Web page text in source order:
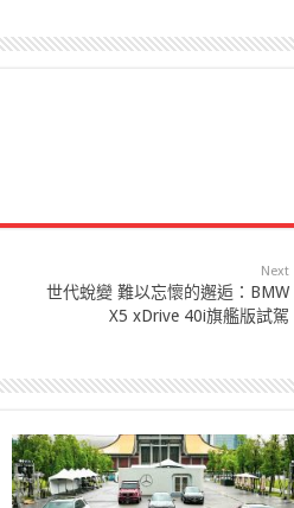
Next
世代蛻變 難以忘懷的邂逅：BMW
X5 xDrive 40i旗艦版試駕